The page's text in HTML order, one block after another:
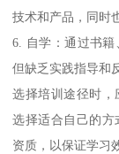
技术和产品，同时
6. 自学：通过书籍
但缺乏实践指导和
选择培训途径时，
选择适合自己的方
资质，以保证学习